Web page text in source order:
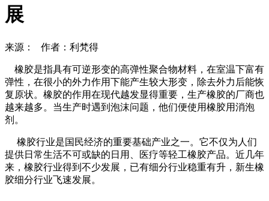
展
来源： 作者：利梵得
橡胶是指具有可逆形变的高弹性聚合物材料，在室温下富有
弹性，在很小的外力作用下能产生较大形变，除去外力后能恢
复原状。橡胶的作用在现代越发显得重要，生产橡胶的厂商也
越来越多。当生产时遇到泡沫问题，他们便使用橡胶用消泡
剂。
橡胶行业是国民经济的重要基础产业之一。它不仅为人们
提供日常生活不可或缺的日用、医疗等轻工橡胶产品。近几年
来，橡胶行业得到不少发展，已有细分行业稳重有升，新生橡
胶细分行业飞速发展。